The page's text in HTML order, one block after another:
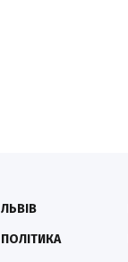
ЛЬВІВ
ПОЛІТИКА